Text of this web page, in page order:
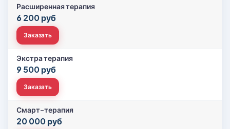
Расширенная терапия
6 200 руб
Заказать
Экстра терапия
9 500 руб
Заказать
Смарт-терапия
20 000 руб